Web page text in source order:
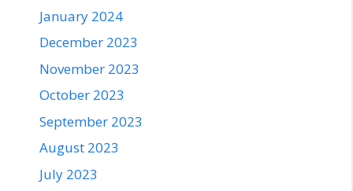
January 2024
December 2023
November 2023
October 2023
September 2023
August 2023
July 2023